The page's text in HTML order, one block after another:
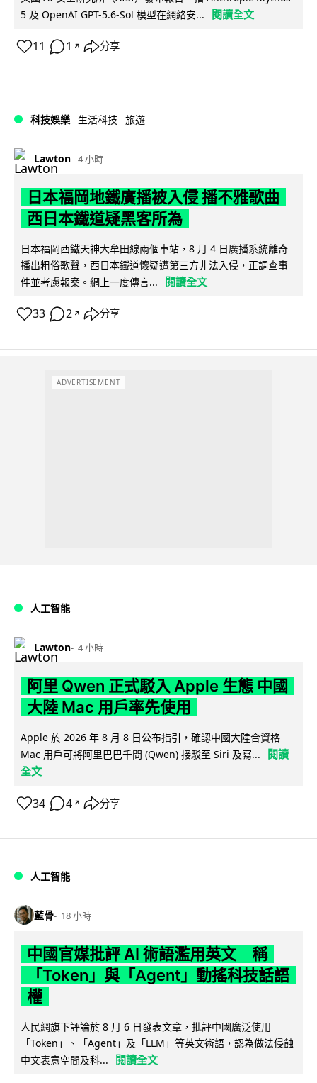
5 及 OpenAI GPT-5.6-Sol 模型在網絡安...
閱讀全文
11 1 ↗ 分享
科技娛樂 生活科技 旅遊
Lawton 4 小時
日本福岡地鐵廣播被入侵 播不雅歌曲
西日本鐵道疑黑客所為
日本福岡西鐵天神大牟田線兩個車站，8 月 4 日廣播系統離奇
播出粗俗歌聲，西日本鐵道懷疑遭第三方非法入侵，正調查事
件並考慮報案。網上一度傳言...
閱讀全文
33 2 ↗ 分享
ADVERTISEMENT
人工智能
Lawton 4 小時
阿里 Qwen 正式駁入 Apple 生態 中國
大陸 Mac 用戶率先使用
Apple 於 2026 年 8 月 8 日公布指引，確認中國大陸合資格
Mac 用戶可將阿里巴巴千問 (Qwen) 接駁至 Siri 及寫...
閱讀
全文
34 4 ↗ 分享
人工智能
藍骨 18 小時
中國官媒批評 AI 術語濫用英文 稱
「Token」與「Agent」動搖科技話語
權
人民網旗下評論於 8 月 6 日發表文章，批評中國廣泛使用
「Token」、「Agent」及「LLM」等英文術語，認為做法侵蝕
中文表意空間及科...
閱讀全文